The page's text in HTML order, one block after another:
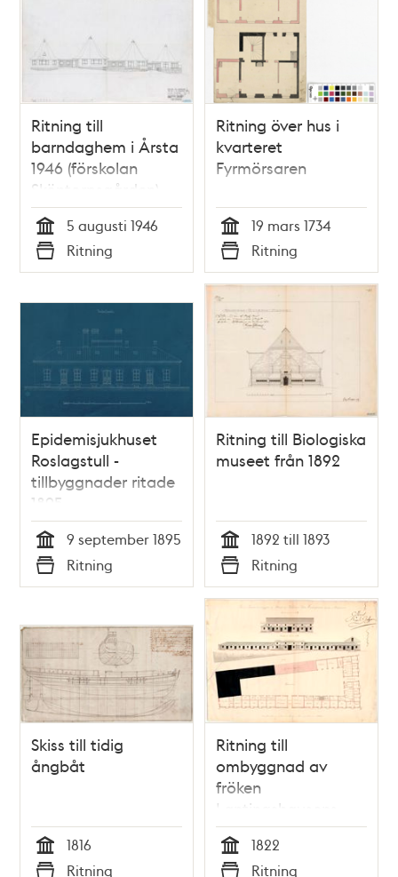
Ritning till
barndaghem i Årsta
1946 (förskolan
Sköntorpsgården)
Tid
5 augusti 1946
Typ
Ritning
Ritning över hus i
kvarteret
Fyrmörsaren
Tid
19 mars 1734
Typ
Ritning
Epidemisjukhuset
Roslagstull -
tillbyggnader ritade
1895
Tid
9 september 1895
Typ
Ritning
Ritning till Biologiska
museet från 1892
Tid
1892 till 1893
Typ
Ritning
Skiss till tidig
ångbåt
Tid
1816
Ritning
Ritning till
ombyggnad av
fröken
Lantingshausens
uthus på
Blasieholmen 1822
Tid
1822
Ritning